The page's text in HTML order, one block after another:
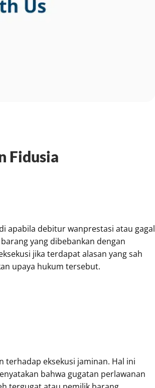
Fidusia
apabila debitur wanprestasi atau gagal
yang dibebankan dengan
jika terdapat alasan yang sah
upaya hukum tersebut.
terhadap eksekusi jaminan. Hal ini
bahwa gugatan perlawanan